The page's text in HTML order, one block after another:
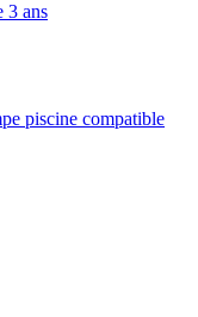
3 ans
piscine compatible